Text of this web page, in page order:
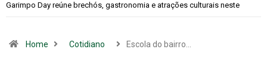
Bugonia transforma paranoia e conspiração em um suspense
Home Cotidiano Escola do bairro…